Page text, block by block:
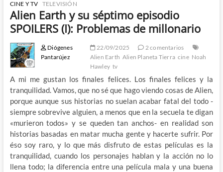
CINE Y TV TELEVISIÓN
Alien Earth y su séptimo episodio
SPOILERS (I): Problemas de millonario
Diógenes
Pantarújez
22/09/2025
2 comentarios
Alien Earth Alien Planeta Tierra cine Noah
Hawley tv
A mi me gustan los finales felices. Los finales felices y la
tranquilidad. Vamos, que no sé que hago viendo cosas de Alien,
porque aunque sus historias no suelan acabar fatal del todo -
siempre sobrevive alguien, a menos que en la secuela te digan
«murieron todos» y se queden tan anchos- en realidad son
historias basadas en matar mucha gente y hacerte sufrir. Por
éso soy raro, y lo que más disfruto de estas películas es la
tranquilidad, cuando los personajes hablan y la acción no lo
llena todo; la diferencia entre una película mala y una buena